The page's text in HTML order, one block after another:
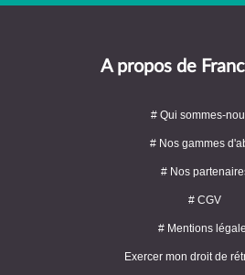
A propos de
# Qui sommes-
# Nos gammes
# Nos
# CGV
# Mentions
Exercer mon droit de